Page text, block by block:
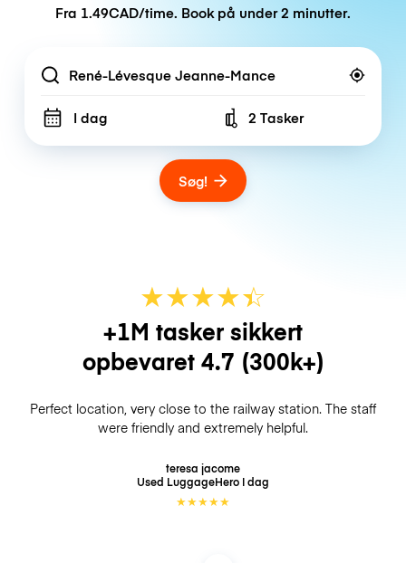
Fra 1.49CAD/time. Book på under 2 minutter.
Location
I dag Number of bags
2 Tasker
Søg!
★★★★☆
★
+1M tasker sikkert
opbevaret 4.7 (300k+)
Perfect location, very close to the railway station. The staff
were friendly and extremely helpful.
teresa jacome
Used LuggageHero I dag
★★★★★